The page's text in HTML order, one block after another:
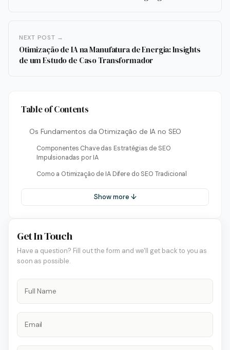
NEXT POST →
Otimização de IA na Manufatura de Energia: Insights
de um Estudo de Caso Transformador
Table of Contents
Os Fundamentos da Otimização de IA no SEO
Componentes Chave das Estratégias de SEO
Impulsionadas por IA
Como a Otimização de IA Difere do SEO Tradicional
Show more ↓
Get In Touch
Have a question? Fill out the form and we'll get back to you as
soon as possible.